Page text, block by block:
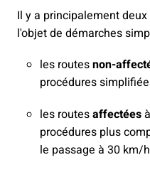
Il y a principalement
l'objet de démarches
les routesnon-
procédures
les routesaffectées
procédures plus
le passage à 30 km/h